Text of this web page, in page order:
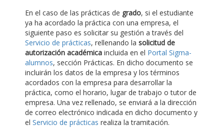
En el caso de las prácticas de grado, si el estudiante
ya ha acordado la práctica con una empresa, el
siguiente paso es solicitar su gestión a través del
Servicio de prácticas, rellenando la solicitud de
autorización académica incluida en el Portal Sigma-
alumnos, sección Prácticas. En dicho documento se
incluirán los datos de la empresa y los términos
acordados con la empresa para desarrollar la
práctica, como el horario, lugar de trabajo o tutor de
empresa. Una vez rellenado, se enviará a la dirección
de correo electrónico indicada en dicho documento y
el Servicio de prácticas realiza la tramitación.